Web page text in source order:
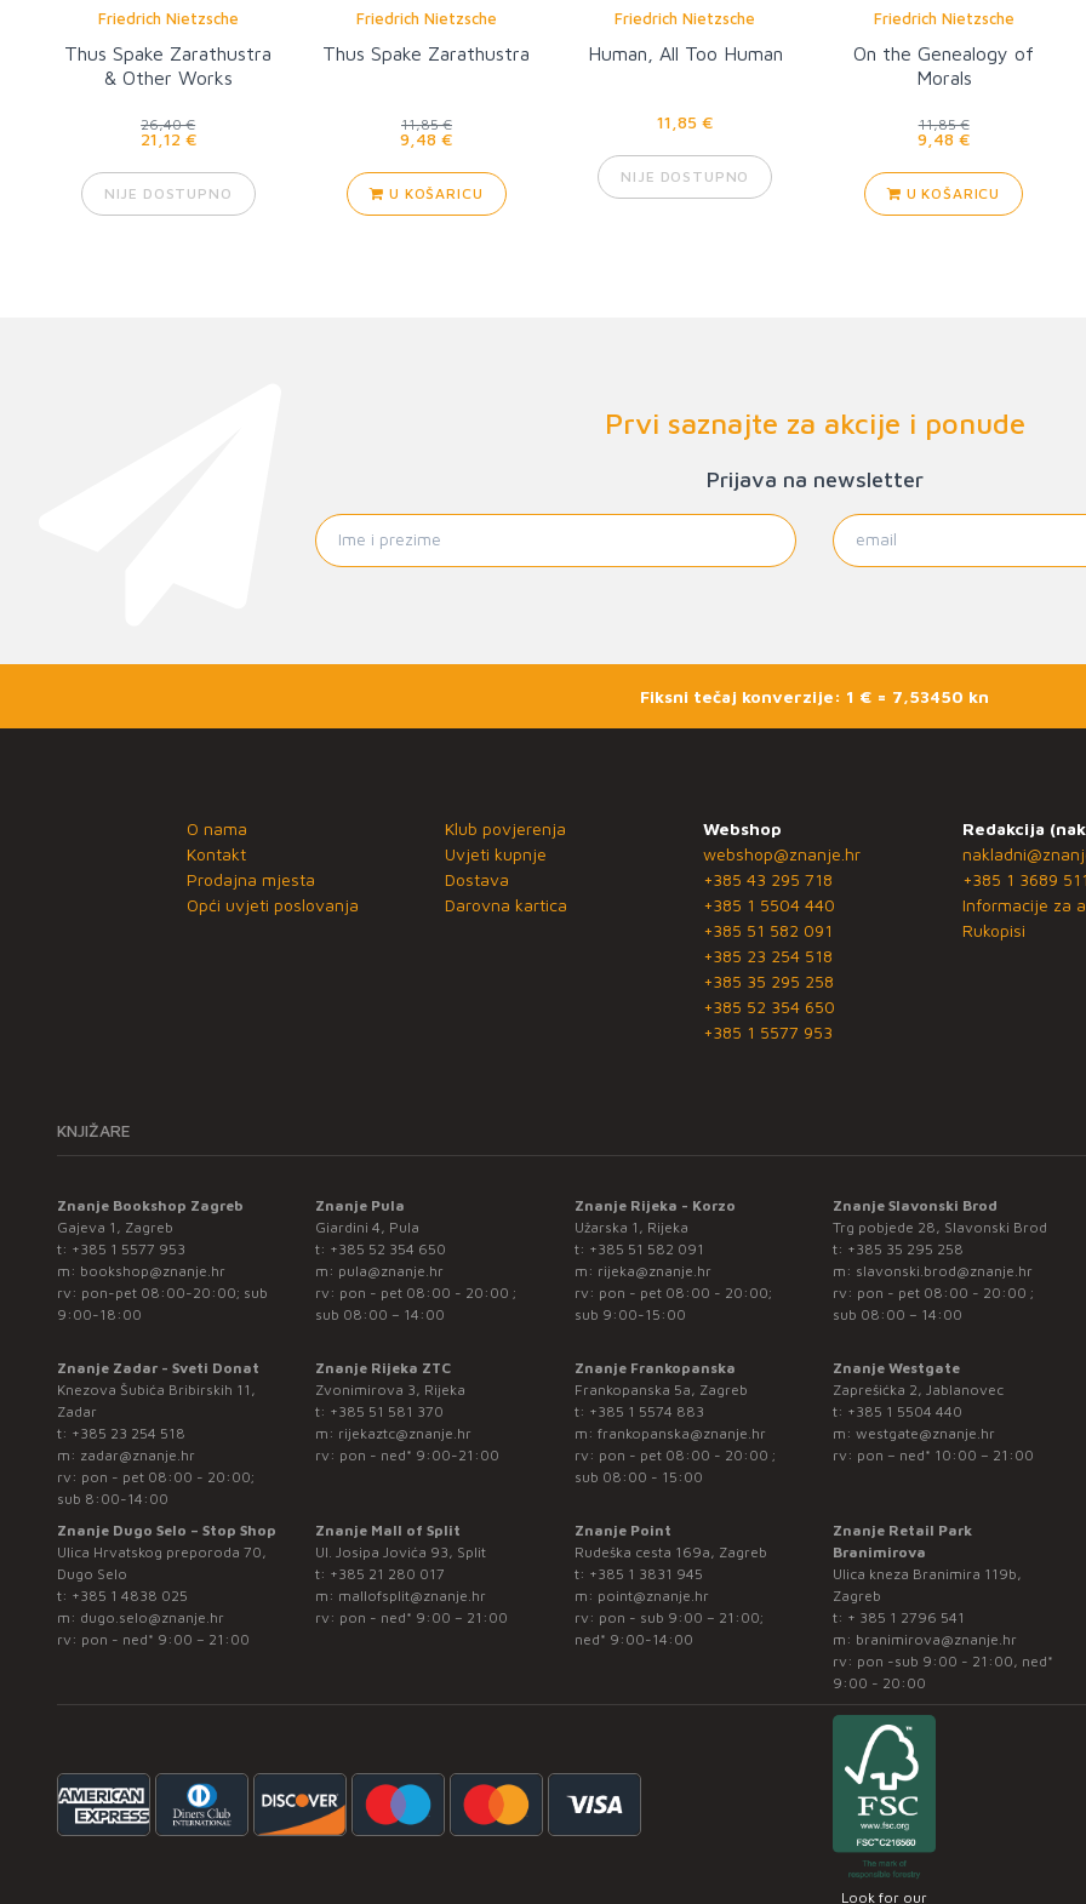
Friedrich Nietzsche
Thus Spake Zarathustra
& Other Works
26,40 €
21,12 €
NIJE DOSTUPNO
Friedrich Nietzsche
Thus Spake Zarathustra
11,85 €
9,48 €
U KOŠARICU
Friedrich Nietzsche
Human, All Too Human
11,85 €
NIJE DOSTUPNO
Friedrich Nietzsche
On the Genealogy of
Morals
11,85 €
9,48 €
U KOŠARICU
Prvi saznajte za akcije i ponude
Prijava na newsletter
Fiksni tečaj konverzije: 1 € = 7,53450 kn
O nama
Kontakt
Prodajna mjesta
Opći uvjeti poslovanja
Klub povjerenja
Uvjeti kupnje
Dostava
Darovna kartica
Webshop
webshop@znanje.hr
+385 43 295 718
+385 1 5504 440
+385 51 582 091
+385 23 254 518
+385 35 295 258
+385 52 354 650
+385 1 5577 953
Redakcija
+385 1 3689 511
Informacije za
Rukopisi
KNJIŽARE
Znanje Bookshop Zagreb
Gajeva 1, Zagreb
t: +385 1 5577 953
m: bookshop@znanje.hr
rv: pon-pet 08:00-20:00; sub
9:00-18:00
Znanje Pula
Giardini 4, Pula
t: +385 52 354 650
m: pula@znanje.hr
rv: pon - pet 08:00 - 20:00 ;
sub 08:00 – 14:00
Znanje Rijeka - Korzo
Užarska 1, Rijeka
t: +385 51 582 091
m: rijeka@znanje.hr
rv: pon - pet 08:00 - 20:00;
sub 9:00-15:00
Znanje Slavonski Brod
Trg pobjede 28, Slavonski Brod
t: +385 35 295 258
m: slavonski.brod@znanje.hr
rv: pon - pet 08:00 - 20:00 ;
sub 08:00 – 14:00
Znanje Zadar - Sveti Donat
Knezova Šubića Bribirskih 11,
Zadar
t: +385 23 254 518
m: zadar@znanje.hr
rv: pon - pet 08:00 - 20:00;
sub 8:00-14:00
Znanje Rijeka ZTC
Zvonimirova 3, Rijeka
t: +385 51 581 370
m: rijekaztc@znanje.hr
rv: pon - ned* 9:00-21:00
Znanje Frankopanska
Frankopanska 5a, Zagreb
t: +385 1 5574 883
m: frankopanska@znanje.hr
rv: pon - pet 08:00 - 20:00 ;
sub 08:00 - 15:00
Znanje Westgate
Zaprešićka 2, Jablanovec
t: +385 1 5504 440
m: westgate@znanje.hr
rv: pon – ned* 10:00 – 21:00
Znanje Dugo Selo – Stop Shop
Ulica Hrvatskog preporoda 70,
Dugo Selo
t: +385 1 4838 025
m: dugo.selo@znanje.hr
rv: pon - ned* 9:00 – 21:00
Znanje Mall of Split
Ul. Josipa Jovića 93, Split
t: +385 21 280 017
m: mallofsplit@znanje.hr
rv: pon - ned* 9:00 – 21:00
Znanje Point
Rudeška cesta 169a, Zagreb
t: +385 1 3831 945
m: point@znanje.hr
rv: pon - sub 9:00 – 21:00;
ned* 9:00-14:00
Znanje Retail Park
Branimirova
Ulica kneza Branimira 119b,
Zagreb
t: + 385 1 2796 541
m: branimirova@znanje.hr
rv: pon -sub 9:00 - 21:00, ned*
9:00 - 20:00
Look for our